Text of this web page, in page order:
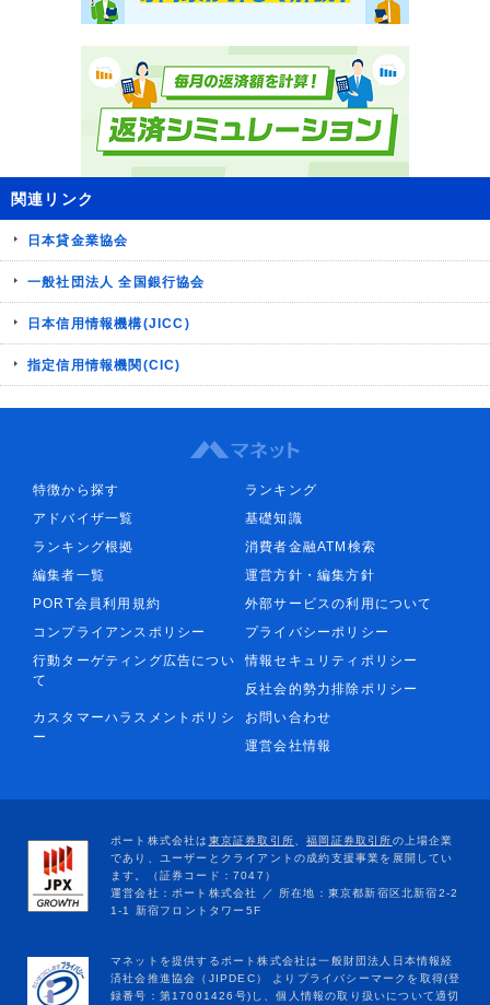
関連リンク
日本貸金業協会
一般社団法人 全国銀行協会
日本信用情報機構(JICC)
指定信用情報機関(CIC)
特徴から探す
ランキング
アドバイザ一覧
基礎知識
ランキング根拠
消費者金融ATM検索
編集者一覧
運営方針・編集方針
PORT会員利用規約
外部サービスの利用について
コンプライアンスポリシー
プライバシーポリシー
行動ターゲティング広告につい
て
情報セキュリティポリシー
反社会的勢力排除ポリシー
カスタマーハラスメントポリシ
ー
お問い合わせ
運営会社情報